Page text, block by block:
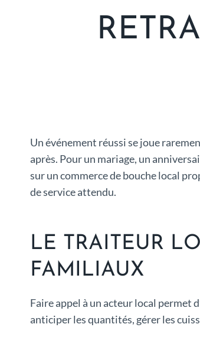
Un événement réussi se joue
après. Pour un mariage, un
sur un commerce de bouche local
de service attendu.
LE TRAITEUR
FAMILIAUX
Faire appel à un acteur local permet
anticiper les quantités, gérer les